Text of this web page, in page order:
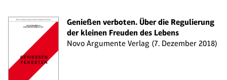
Genießen verboten. Über die Regulierung
der kleinen Freuden des Lebens
Novo Argumente Verlag (7. Dezember 2018)